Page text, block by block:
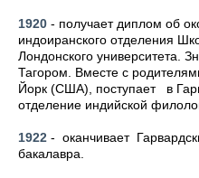
1920 - получает диплом об
индоиранского отделения
Лондонского университета.
Тагором. Вместе с
Йорк (США), поступает в
отделение индийской
1922 - оканчивает
бакалавра.